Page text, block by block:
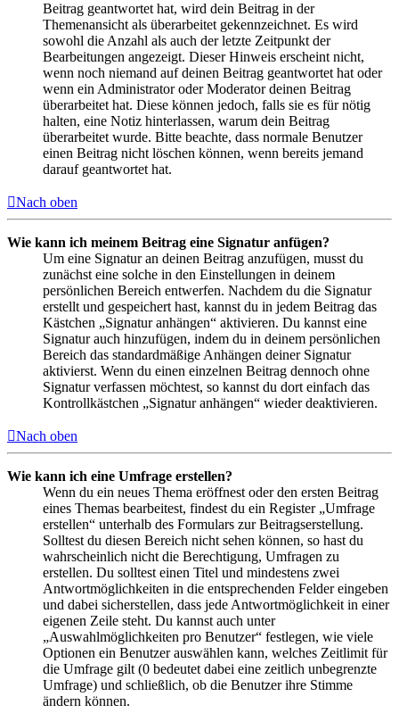
Beitrag geantwortet hat, wird dein Beitrag in der
Themenansicht als überarbeitet gekennzeichnet. Es wird
sowohl die Anzahl als auch der letzte Zeitpunkt der
Bearbeitungen angezeigt. Dieser Hinweis erscheint nicht,
wenn noch niemand auf deinen Beitrag geantwortet hat oder
wenn ein Administrator oder Moderator deinen Beitrag
überarbeitet hat. Diese können jedoch, falls sie es für nötig
halten, eine Notiz hinterlassen, warum dein Beitrag
überarbeitet wurde. Bitte beachte, dass normale Benutzer
einen Beitrag nicht löschen können, wenn bereits jemand
darauf geantwortet hat.
Nach oben
Wie kann ich meinem Beitrag eine Signatur anfügen?
Um eine Signatur an deinen Beitrag anzufügen, musst du
zunächst eine solche in den Einstellungen in deinem
persönlichen Bereich entwerfen. Nachdem du die Signatur
erstellt und gespeichert hast, kannst du in jedem Beitrag das
Kästchen „Signatur anhängen“ aktivieren. Du kannst eine
Signatur auch hinzufügen, indem du in deinem persönlichen
Bereich das standardmäßige Anhängen deiner Signatur
aktivierst. Wenn du einen einzelnen Beitrag dennoch ohne
Signatur verfassen möchtest, so kannst du dort einfach das
Kontrollkästchen „Signatur anhängen“ wieder deaktivieren.
Nach oben
Wie kann ich eine Umfrage erstellen?
Wenn du ein neues Thema eröffnest oder den ersten Beitrag
eines Themas bearbeitest, findest du ein Register „Umfrage
erstellen“ unterhalb des Formulars zur Beitragserstellung.
Solltest du diesen Bereich nicht sehen können, so hast du
wahrscheinlich nicht die Berechtigung, Umfragen zu
erstellen. Du solltest einen Titel und mindestens zwei
Antwortmöglichkeiten in die entsprechenden Felder eingeben
und dabei sicherstellen, dass jede Antwortmöglichkeit in einer
eigenen Zeile steht. Du kannst auch unter
„Auswahlmöglichkeiten pro Benutzer“ festlegen, wie viele
Optionen ein Benutzer auswählen kann, welches Zeitlimit für
die Umfrage gilt (0 bedeutet dabei eine zeitlich unbegrenzte
Umfrage) und schließlich, ob die Benutzer ihre Stimme
ändern können.